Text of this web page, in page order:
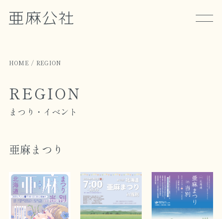
HOME REGION
REGION
まつり・イベント
亜麻まつり